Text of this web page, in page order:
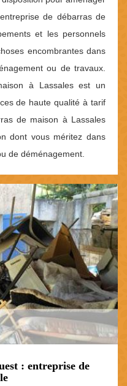
de débarras de
et les personnels
encombrantes dans
ou de travaux.
à Lassales est un
de haute qualité à tarif
de maison à Lassales
dont vous méritez dans
de déménagement.
: entreprise de